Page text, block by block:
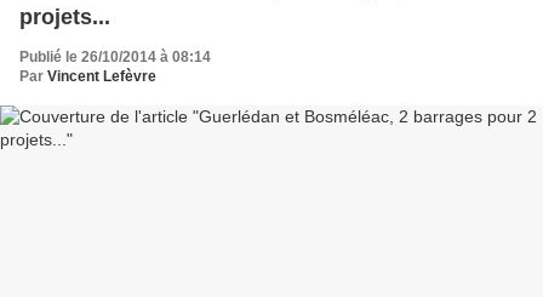
projets...
Publié le 26/10/2014 à 08:14
Par Vincent Lefèvre